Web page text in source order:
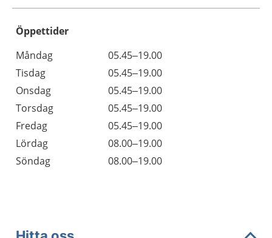
Öppettider
Dag
Öppettider
Kommentarer
Måndag
05.45–19.00
Tisdag
05.45–19.00
Onsdag
05.45–19.00
Torsdag
05.45–19.00
Fredag
05.45–19.00
Lördag
08.00–19.00
Söndag
08.00–19.00